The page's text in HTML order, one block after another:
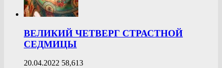
ВЕЛИКИЙ ЧЕТВЕРГ СТРАСТНОЙ
СЕДМИЦЫ
20.04.2022 58,613